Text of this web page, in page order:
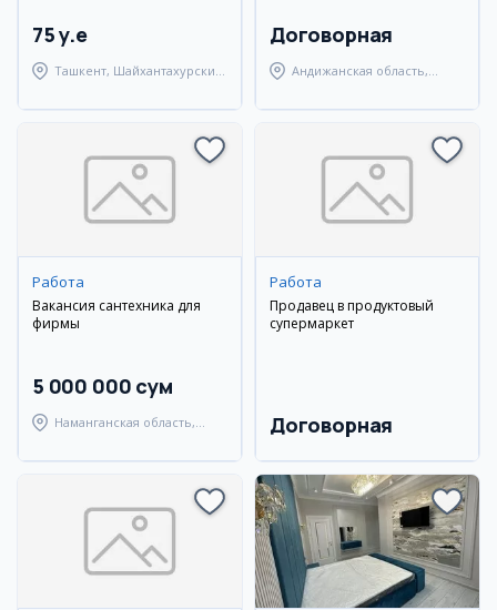
75 y.e
Ташкент, Шайхантахурский
Договорная
Андижанская область,
Работа
Вакансия сантехника для
фирмы
5 000 000 сум
Наманганская область,
Работа
Продавец в продуктовый
супермаркет
Договорная